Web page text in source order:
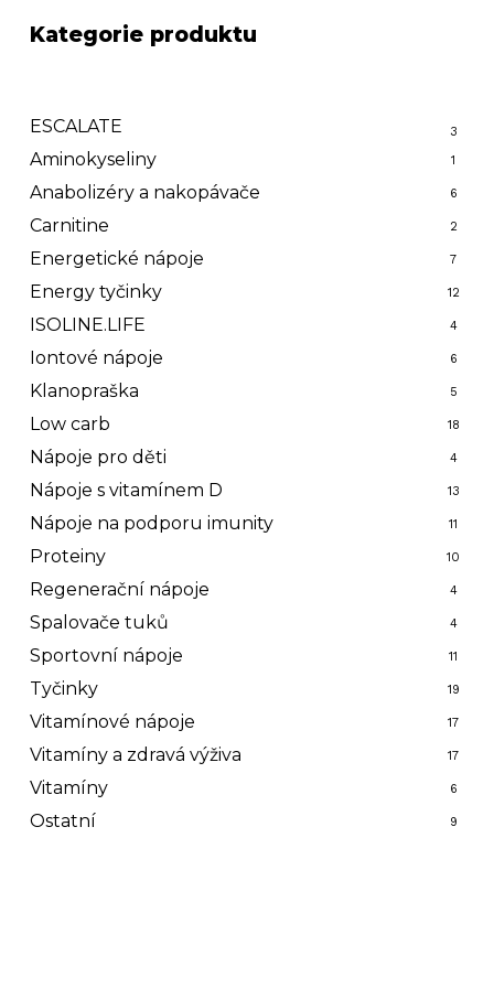
Kategorie produktu
ESCALATE 3
Aminokyseliny 1
Anabolizéry a nakopávače 6
Carnitine 2
Energetické nápoje 7
Energy tyčinky 12
ISOLINE.LIFE 4
Iontové nápoje 6
Klanopraška 5
Low carb 18
Nápoje pro děti 4
Nápoje s vitamínem D 13
Nápoje na podporu imunity 11
Proteiny 10
Regenerační nápoje 4
Spalovače tuků 4
Sportovní nápoje 11
Tyčinky 19
Vitamínové nápoje 17
Vitamíny a zdravá výživa 17
Vitamíny 6
Ostatní 9